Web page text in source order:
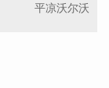
平凉沃尔沃